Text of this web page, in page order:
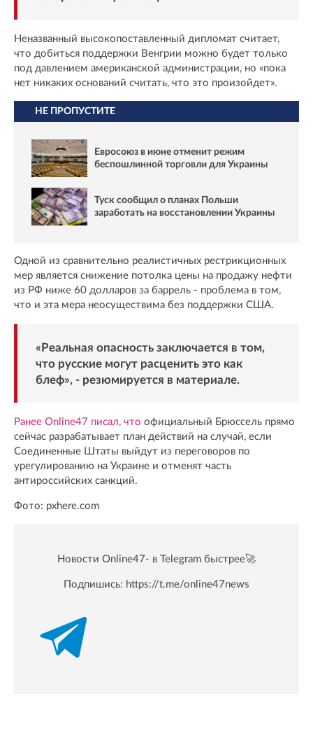
Неназванный высокопоставленный дипломат считает,
что добиться поддержки Венгрии можно будет только
под давлением американской администрации, но «пока
нет никаких оснований считать, что это произойдет».
НЕ ПРОПУСТИТЕ
Евросоюз в июне отменит режим
беспошлинной торговли для Украины
Туск сообщил о планах Польши
заработать на восстановлении Украины
Одной из сравнительно реалистичных рестрикционных
мер является снижение потолка цены на продажу нефти
из РФ ниже 60 долларов за баррель - проблема в том,
что и эта мера неосуществима без поддержки США.
«Реальная опасность заключается в том,
что русские могут расценить это как
блеф», - резюмируется в материале.
Ранее Online47 писал, что официальный Брюссель прямо
сейчас разрабатывает план действий на случай, если
Соединенные Штаты выйдут из переговоров по
урегулированию на Украине и отменят часть
антироссийских санкций.
Фото: pxhere.com
Новости Online47- в Telegram быстрее🚀
Подпишись: https://t.me/online47news